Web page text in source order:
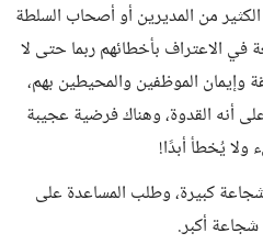
من المديرين أو أصحاب السلطة
في الاعتراف بأخطائهم ربما حتى لا
وإيمان الموظفين والمحيطين بهم،
على أنه القدوة، وهناك فرضية عجيبة
يُخطأ أبدًا!
كبيرة، وطلب المساعدة على
أكبر.